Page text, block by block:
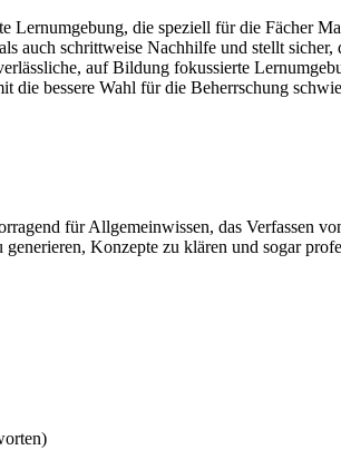
die speziell für die Fächer
auch schrittweise Nachhilfe und stellt
auf Bildung fokussierte
bessere Wahl für die Beherrschung
für Allgemeinwissen, das Verfassen
Konzepte zu klären und sogar